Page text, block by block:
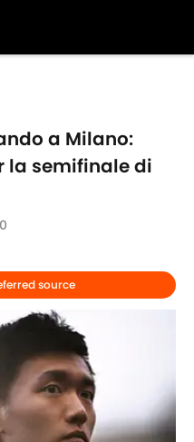
a Milano:
la semifinale di
source